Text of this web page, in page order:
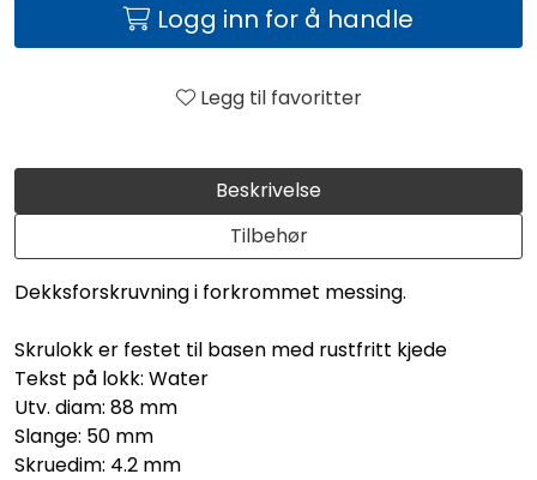
Beskrivelse
Tilbehør
Dekksforskruvning i forkrommet messing.
Skrulokk er festet til basen med rustfritt kjede
Tekst på lokk: Water
Utv. diam: 88 mm
Slange: 50 mm
Skruedim: 4.2 mm
Logg inn for å handle
Legg til favoritter